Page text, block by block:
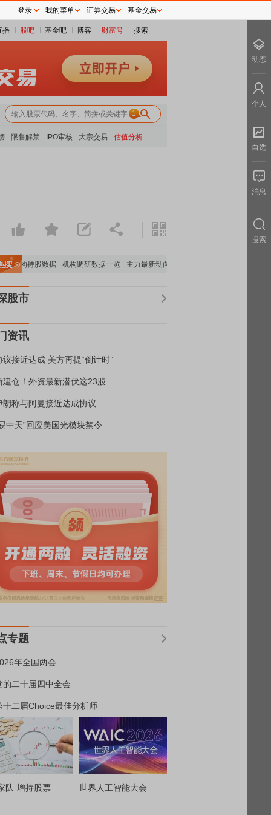
播 股吧 基金吧 博客 财富号 搜索
1
限售解禁 IPO审核 大宗交易 估值分析
机构持股数据 机构调研数据一览 主力最新动向
股市
资讯
议接近达成 美方再提“倒计时”
建仓！外资最新潜伏这23股
朗称与阿曼接近达成协议
中天”回应美国光模块禁令
专题
年全国两会
的二十届四中全会
十二届Choice最佳分析师
队”增持股票 世界人工智能大会
登录 我的菜单 证券交易 基金交易
动态
个人
自选
消息
搜索